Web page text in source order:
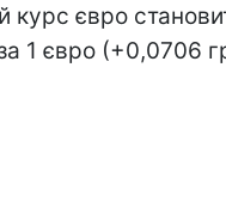
курс євро
1 євро (+0,0706